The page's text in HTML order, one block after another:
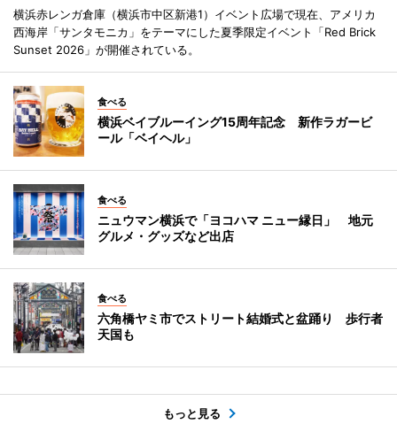
横浜赤レンガ倉庫（横浜市中区新港1）イベント広場で現在、アメリカ
西海岸「サンタモニカ」をテーマにした夏季限定イベント「Red Brick
Sunset 2026」が開催されている。
食べる
横浜ベイブルーイング15周年記念 新作ラガービ
ール「ベイヘル」
食べる
ニュウマン横浜で「ヨコハマ ニュー縁日」 地元
グルメ・グッズなど出店
食べる
六角橋ヤミ市でストリート結婚式と盆踊り 歩行者
天国も
もっと見る